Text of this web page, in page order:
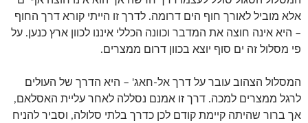
אלא מוביל לאורך חוף הים דרומה. לדרך זו הייתי קורא דרך החוף
– היא אינה חוצה את המדבר וכוונה הכללי איננו לכוון ארץ כנען. על
פי מסלול זה ים סוף יוצא בכוון דרום ממצרים.
המסלול הצהוב עובר על דרך אל-חאג' – היא הדרך של העולים
לרגל ממצרים למכה. דרך זו אמנם נסללה לאחר עליית האסלאם,
אך ברור שהיתה קיימת קודם לכן כדרך בלתי סלולה, וסביר להניח